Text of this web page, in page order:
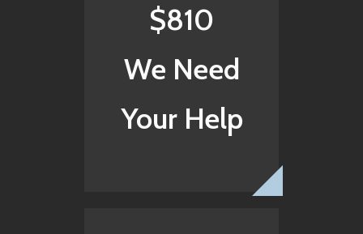
$810
We Need
Your Help